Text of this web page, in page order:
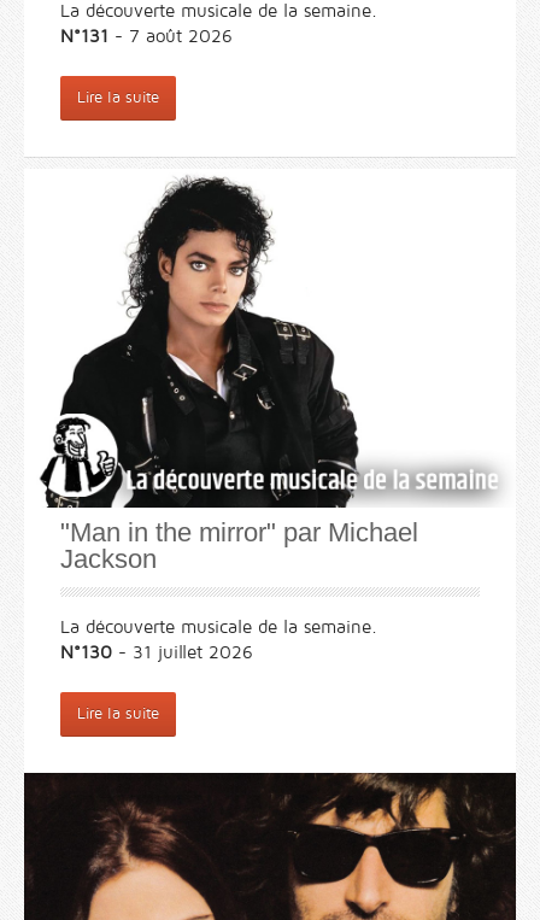
La découverte musicale de la semaine.
N°131 - 7 août 2026
Lire la suite
"Man in the mirror" par Michael
Jackson
La découverte musicale de la semaine.
N°130 - 31 juillet 2026
Lire la suite